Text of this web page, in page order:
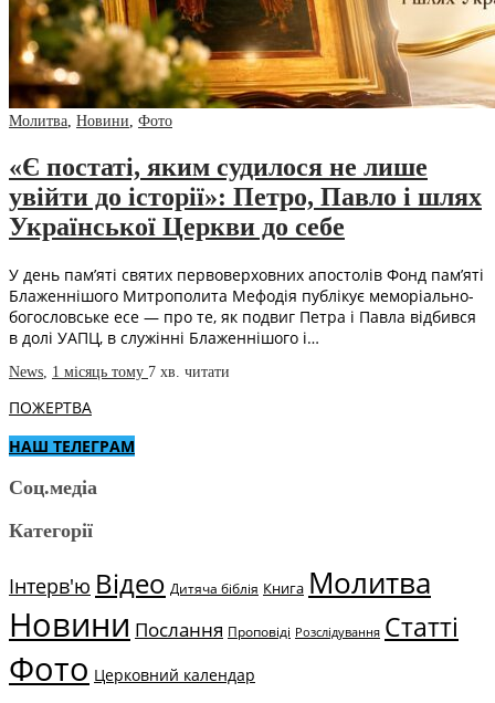
Молитва, Новини, Фото
«Є постаті, яким судилося не лише
увійти до історії»: Петро, Павло і шлях
Української Церкви до себе
У день пам’яті святих первоверховних апостолів Фонд пам’яті
Блаженнішого Митрополита Мефодія публікує меморіально-
богословське есе — про те, як подвиг Петра і Павла відбився
в долі УАПЦ, в служінні Блаженнішого і…
News, 1 місяць тому 7 хв. читати
ПОЖЕРТВА
НАШ ТЕЛЕГРАМ
Соц.медіа
Категорії
Інтерв'ю Відео Дитяча біблія Книга Молитва
Новини Послання Проповіді Розслідування Статті
Фото Церковний календар